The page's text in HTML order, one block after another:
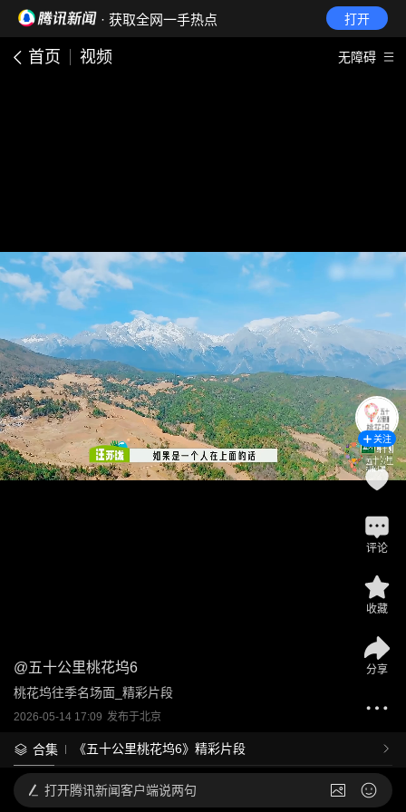
· 获取全网一手热点 打开
首页 视频 无障碍
@五十公里桃花坞6
桃花坞往季名场面_精彩片段
2026-05-14 17:09 发布于北京
合集 《五十公里桃花坞6》精彩片段
关注
评论
收藏
分享
打开腾讯新闻客户端说两句